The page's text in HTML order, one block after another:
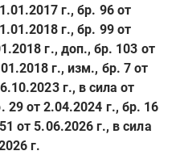
г., бр. 96 от
г., бр. 99 от
г., доп., бр. 103 от
г., изм., бр. 7 от
г., в сила от
29 от 2.04.2024 г., бр. 16
от 5.06.2026 г., в сила
г.